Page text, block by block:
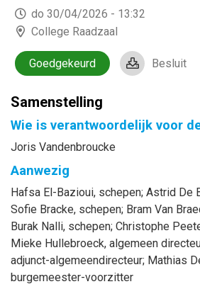
do 30/04/2026 - 13:32
College Raadzaal
Goedgekeurd Besluit
Samenstelling
Wie is verantwoordelijk voor
Joris Vandenbroucke
Aanwezig
Hafsa El-Bazioui, schepen; Astrid De
Sofie Bracke, schepen; Bram Van
Burak Nalli, schepen; Christophe
Mieke Hullebroeck, algemeen
adjunct-algemeendirecteur; Mathias
burgemeester-voorzitter